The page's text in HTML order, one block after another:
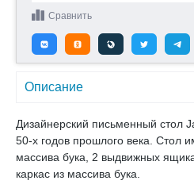
Сравнить
Описание
Дизайнерский письменный стол
50-х годов прошлого века. Стол
массива бука, 2 выдвижных
каркас из массива бука.